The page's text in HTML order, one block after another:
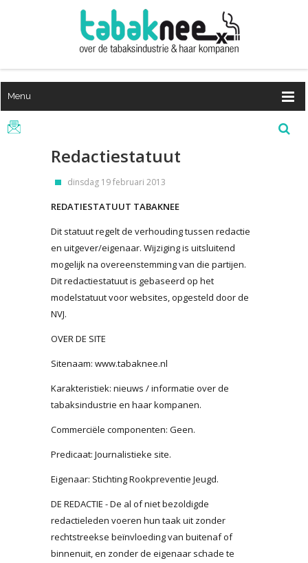
Menu
Redactiestatuut
dinsdag 19 februari 2013
REDATIESTATUUT TABAKNEE
Dit statuut regelt de verhouding tussen redactie
en uitgever/eigenaar. Wijziging is uitsluitend
mogelijk na overeenstemming van die partijen.
Dit redactiestatuut is gebaseerd op het
modelstatuut voor websites, opgesteld door de
NVJ.
OVER DE SITE
Sitenaam: www.tabaknee.nl
Karakteristiek: nieuws / informatie over de
tabaksindustrie en haar kompanen.
Commerciële componenten: Geen.
Predicaat: Journalistieke site.
Eigenaar: Stichting Rookpreventie Jeugd.
DE REDACTIE - De al of niet bezoldigde
redactieleden voeren hun taak uit zonder
rechtstreekse beïnvloeding van buitenaf of
binnenuit, en zonder de eigenaar schade te